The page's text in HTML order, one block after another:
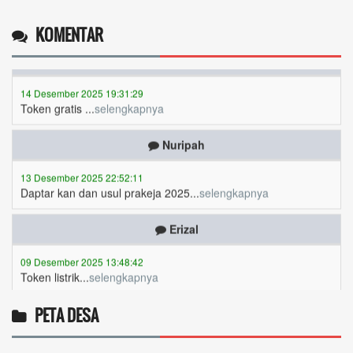
KOMENTAR
14 Desember 2025 19:31:29
Token gratis ...selengkapnya
13 Desember 2025 22:52:11
Daptar kan dan usul prakeja 2025...selengkapnya
09 Desember 2025 13:48:42
selengkapnya
Pulsa gratis ...selengkapnya
PETA DESA